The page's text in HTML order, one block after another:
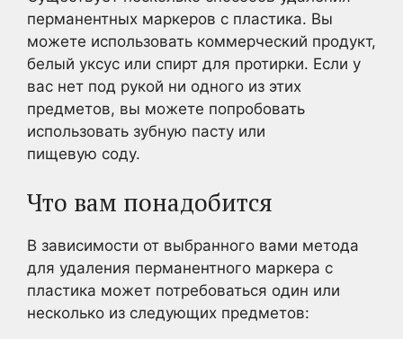
перманентных маркеров с пластика. Вы
можете использовать коммерческий продукт,
белый уксус или спирт для протирки. Если у
вас нет под рукой ни одного из этих
предметов, вы можете попробовать
использовать зубную пасту или
пищевую соду.
Что вам понадобится
В зависимости от выбранного вами метода
для удаления перманентного маркера с
пластика может потребоваться один или
несколько из следующих предметов: